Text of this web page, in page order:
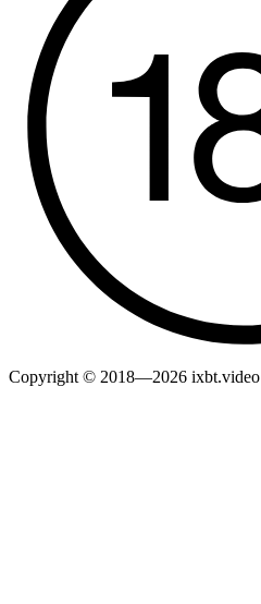
Copyright © 2018—2026 ixbt.video